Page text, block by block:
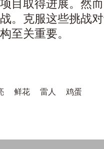
目取得进展。然
。克服这些挑战
至关重要。
鲜花 雷人 鸡蛋